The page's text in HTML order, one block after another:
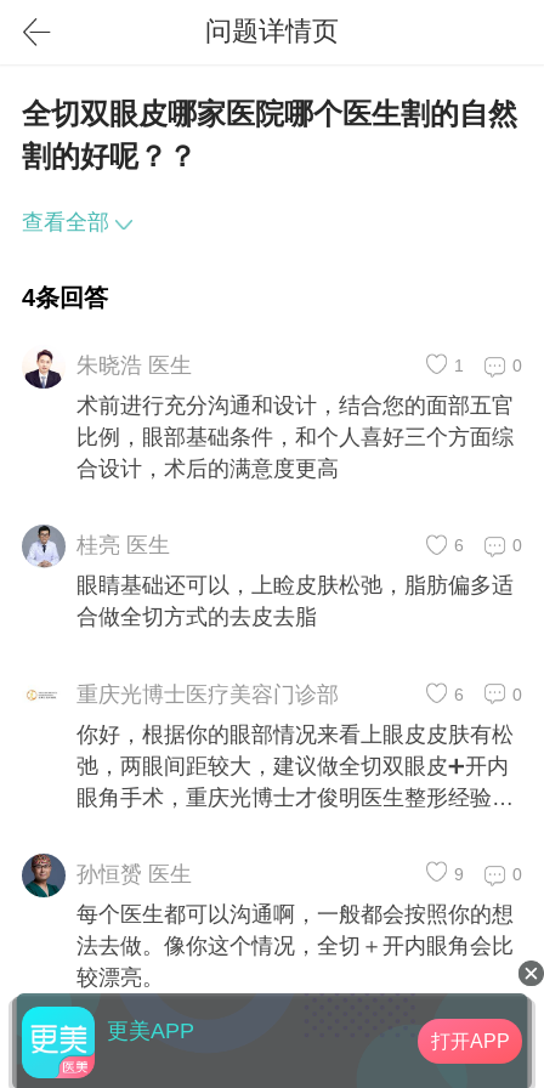
问题详情页
全切双眼皮哪家医院哪个医生割的自然
割的好呢？？
查看全部
4条回答
朱晓浩 医生 0
1
术前进行充分沟通和设计，结合您的面部五官
比例，眼部基础条件，和个人喜好三个方面综
合设计，术后的满意度更高
桂亮 医生 0
6
眼睛基础还可以，上睑皮肤松弛，脂肪偏多适
合做全切方式的去皮去脂
重庆光博士医疗美容门诊部 0
6
你好，根据你的眼部情况来看上眼皮皮肤有松
弛，两眼间距较大，建议做全切双眼皮➕开内
眼角手术，重庆光博士才俊明医生整形经验20
孙恒赟 医生
0
9
每个医生都可以沟通啊，一般都会按照你的想
法去做。像你这个情况，全切＋开内眼角会比
较漂亮。
更美APP 打开APP